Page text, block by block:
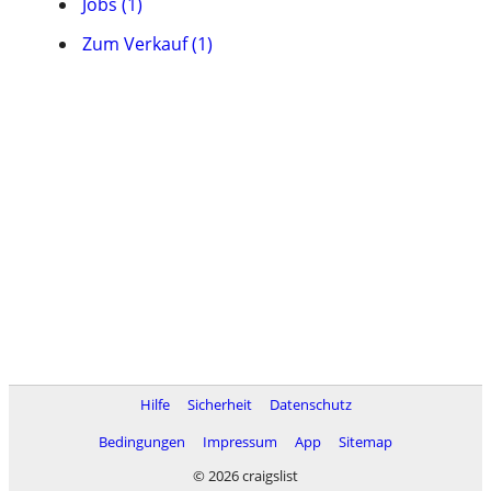
Zum Verkauf (1)
Hilfe Sicherheit
Datenschutz
Bedingungen
Impressum App
Sitemap
© 2026 craigslist